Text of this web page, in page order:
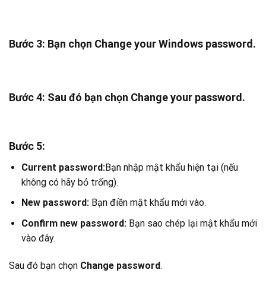
Bước 3: Bạn chọn Change your Windows password .
Bước 4: Sau đó bạn chọn Change your password .
Bước 5:
Current password:Bạn nhập mật khẩu hiện tại (nếu
không có hãy bỏ trống).
New password: Bạn điền mật khẩu mới vào.
Confirm new password: Bạn sao chép lại mật khẩu mới
vào đây.
Sau đó bạn chọn Change password.